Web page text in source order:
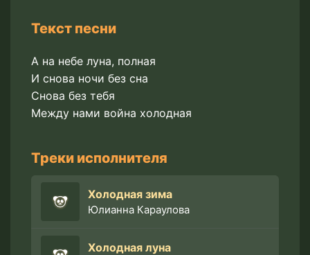
Текст песни
А на небе луна, полная
И снова ночи без сна
Снова без тебя
Между нами война холодная
Треки исполнителя
Холодная зима
Юлианна Караулова
Холодная луна